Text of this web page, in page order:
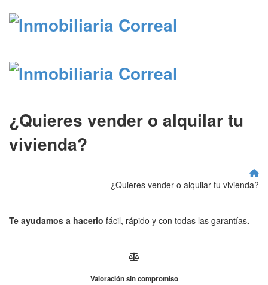
¿Quieres vender o alquilar tu
vivienda?
¿Quieres vender o alquilar tu vivienda?
Te ayudamos a hacerlo fácil, rápido y con todas las garantías.
Valoración sin compromiso